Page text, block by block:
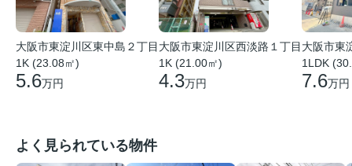
大阪市東淀川区東中島２丁目
1K (23.08㎡)
5.6万円
大阪市東淀川区西淡路１丁目
1K (21.00㎡)
4.3万円
大阪市東
1LDK
7.6万円
よく見られている物件